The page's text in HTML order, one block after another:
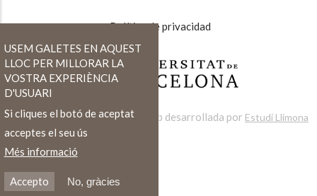
Política de privacidad
Web desarrollada por Estudi Llimona
USEM GALETES EN AQUEST
LLOC PER MILLORAR LA
VOSTRA EXPERIÈNCIA
D'USUARI
Si cliques el botó de aceptat
acceptes el seu ús
Més informació
Accepto No, gràcies